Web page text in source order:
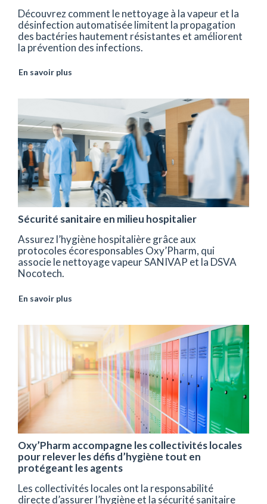
Découvrez comment le nettoyage à la vapeur et la
désinfection automatisée limitent la propagation
des bactéries hautement résistantes et améliorent
la prévention des infections.
En savoir plus
Sécurité sanitaire en milieu hospitalier
Assurez l’hygiène hospitalière grâce aux
protocoles écoresponsables Oxy’Pharm, qui
associe le nettoyage vapeur SANIVAP et la DSVA
Nocotech.
En savoir plus
Oxy’Pharm accompagne les collectivités locales
pour relever les défis d’hygiène tout en
protégeant les agents
Les collectivités locales ont la responsabilité
directe d’assurer l’hygiène et la sécurité sanitaire